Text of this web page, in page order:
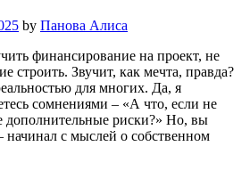
by Панова Алиса
финансирование на проект, не
строить. Звучит, как мечта, правда?
для многих. Да, я
сомнениями – «А что, если не
дополнительные риски?» Но, вы
начинал с мыслей о собственном